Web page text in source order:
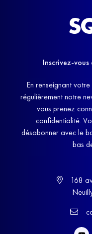
Inscrivez-
En renseignant
régulièrement notre
vous prenez
confidentialité.
désabonner avec le
bas
168